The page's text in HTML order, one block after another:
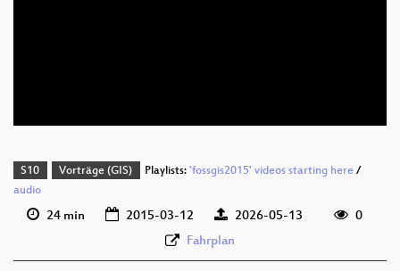
S10 Vorträge (GIS) Playlists: 'fossgis2015' videos starting here/
audio
24 min 2015-03-12 2026-05-13
0
Fahrplan